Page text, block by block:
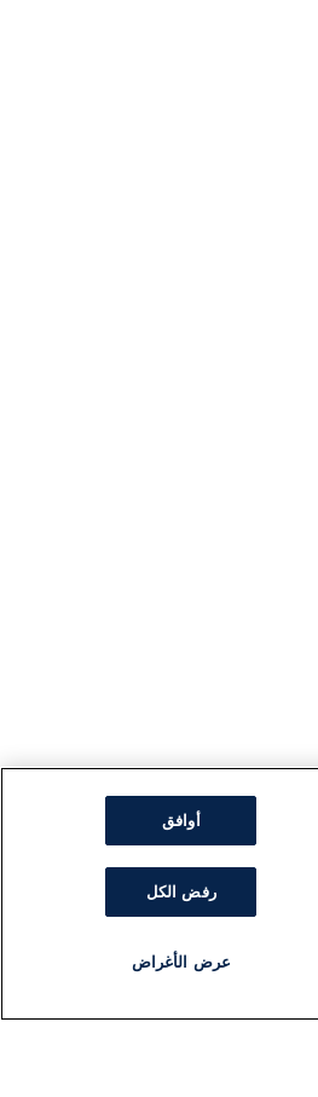
أوافق
رفض الكل
عرض الأغراض